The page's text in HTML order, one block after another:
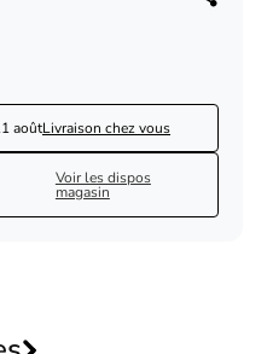
aoûtLivraison chez vous
Voir les dispos
magasin